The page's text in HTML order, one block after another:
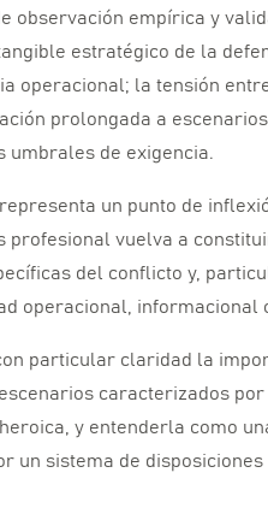
observación empírica y
estratégico de la
operacional; la tensión
prolongada a
umbrales de exigencia.
un punto de
vuelva a
del conflicto y,
operacional,
informacional
particular claridad la
caracterizados por
y entenderla como
un sistema de